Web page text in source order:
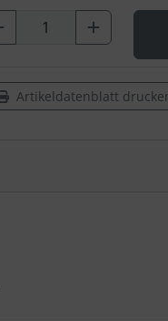
Artikeldatenblatt